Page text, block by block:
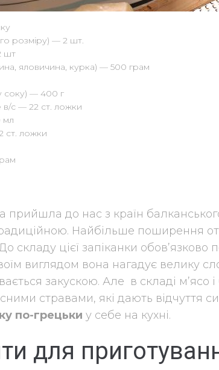
розміру) — 2 шт.
шт
яловичина, курка) — 500 грам
соку) — 400 г
с — 22 ст. ложки
мл
ст. ложки
прийшла до нас з країн
Найбільше поширення
складу цієї запіканки обов’язково
виглядом вона нагадує велику
закускою. Але в складі м’ясо
стравами, які дають відчуття
по-грецьки у себе на кухні.
для